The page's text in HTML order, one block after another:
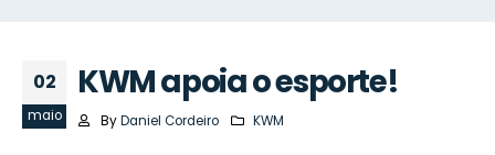
02
maio
KWM apoia o esporte!
By Daniel Cordeiro KWM